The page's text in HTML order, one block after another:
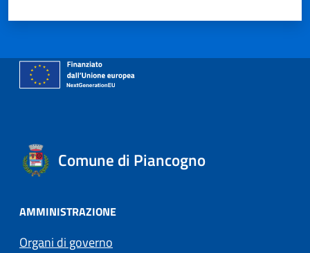
Comune di Piancogno
AMMINISTRAZIONE
Organi di governo